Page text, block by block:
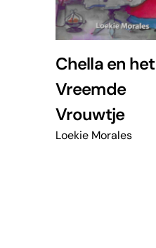
Chella en het
Vreemde
Vrouwtje
Loekie Morales